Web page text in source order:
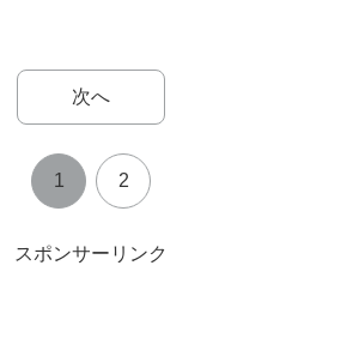
次へ
1 2
スポンサーリンク